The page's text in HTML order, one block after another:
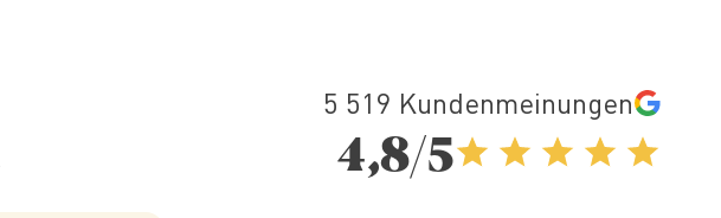
5 519 Kundenmeinungen
4,8/5